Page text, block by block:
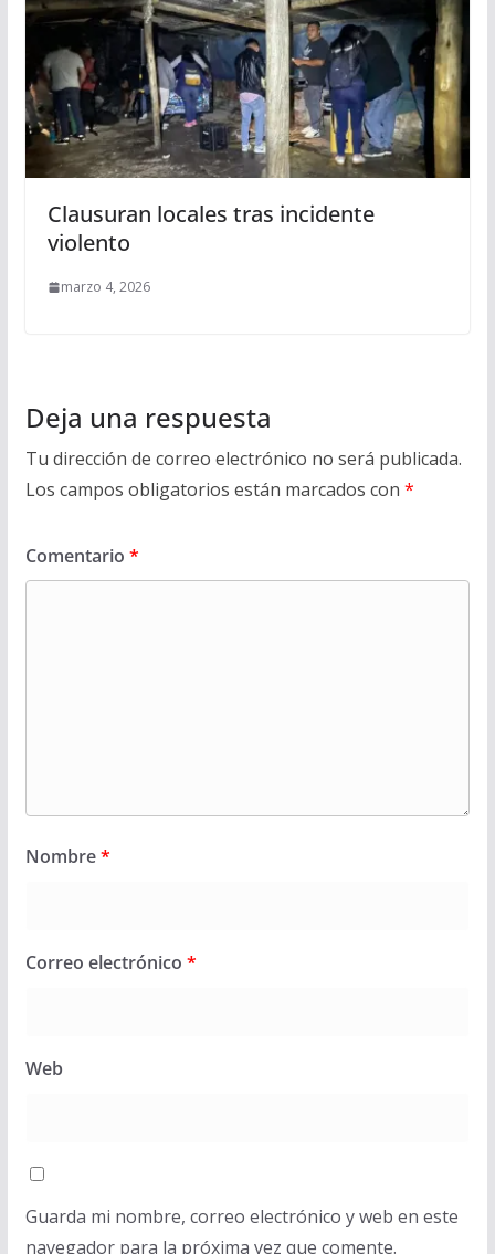
Clausuran locales tras incidente
violento
marzo 4, 2026
Deja una respuesta
Tu dirección de correo electrónico no será publicada.
Los campos obligatorios están marcados con *
Comentario *
Nombre*
Correo electrónico *
Web
Guarda mi nombre, correo electrónico y web en este
navegador para la próxima vez que comente.